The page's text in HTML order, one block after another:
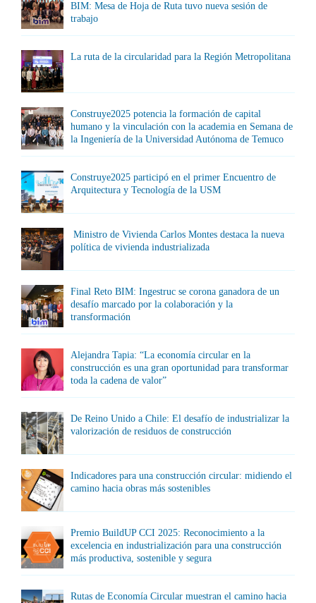
BIM: Mesa de Hoja de Ruta tuvo nueva sesión de
trabajo
La ruta de la circularidad para la Región Metropolitana
Construye2025 potencia la formación de capital
humano y la vinculación con la academia en Semana de
la Ingeniería de la Universidad Autónoma de Temuco
Construye2025 participó en el primer Encuentro de
Arquitectura y Tecnología de la USM
Ministro de Vivienda Carlos Montes destaca la nueva
política de vivienda industrializada
Final Reto BIM: Ingestruc se corona ganadora de un
desafío marcado por la colaboración y la
transformación
Alejandra Tapia: “La economía circular en la
construcción es una gran oportunidad para transformar
toda la cadena de valor”
De Reino Unido a Chile: El desafío de industrializar la
valorización de residuos de construcción
Indicadores para una construcción circular: midiendo el
camino hacia obras más sostenibles
Premio BuildUP CCI 2025: Reconocimiento a la
excelencia en industrialización para una construcción
más productiva, sostenible y segura
Rutas de Economía Circular muestran el camino hacia